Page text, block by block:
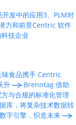
发中的应用3、PLM对
力和前景Centric 软件
技企业
味食品携手 Centric
升
Brenntag 借助
与合规的标准化管理
库，将复杂技术数据转
字引擎，织造未来